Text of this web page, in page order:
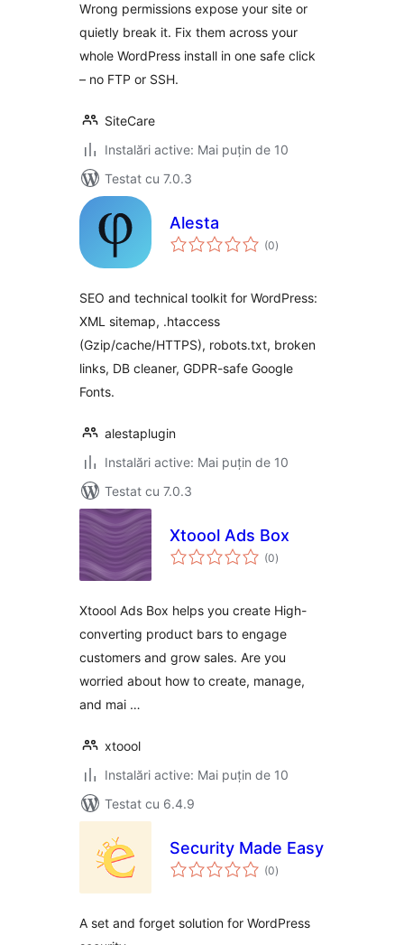
Wrong permissions expose your site or
quietly break it. Fix them across your
whole WordPress install in one safe click
– no FTP or SSH.
SiteCare
Instalări active: Mai puțin de 10
Testat cu 7.0.3
Alesta
(0total
aprecieri
)
SEO and technical toolkit for WordPress:
XML sitemap, .htaccess
(Gzip/cache/HTTPS), robots.txt, broken
links, DB cleaner, GDPR-safe Google
Fonts.
alestaplugin
Instalări active: Mai puțin de 10
Testat cu 7.0.3
Xtoool Ads Box
(0total
aprecieri
)
Xtoool Ads Box helps you create High-
converting product bars to engage
customers and grow sales. Are you
worried about how to create, manage,
and mai …
xtoool
Instalări active: Mai puțin de 10
Testat cu 6.4.9
Security Made Easy
(0total
aprecieri
)
A set and forget solution for WordPress